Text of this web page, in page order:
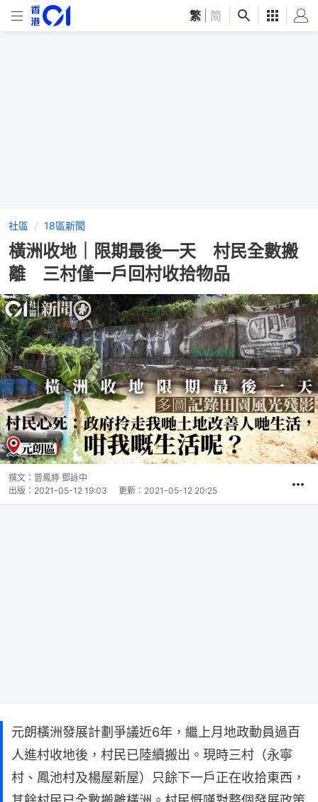
繁 简
社區 18區新聞
橫洲收地｜限期最後一天 村民全數搬
離 三村僅一戶回村收拾物品
撰文： 曾鳳婷 鄧詠中
出版： 2021-05-12 19:03 更新： 2021-05-12 20:25
元朗橫洲發展計劃爭議近6年，繼上月地政動員過百
人進村收地後，村民已陸續搬出。現時三村（永寧
村、鳳池村及楊屋新屋）只餘下一戶正在收拾東西，